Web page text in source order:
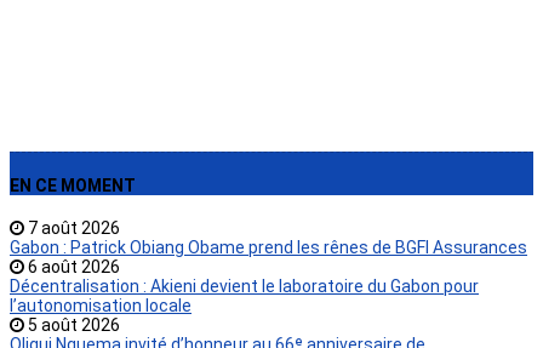
EN CE MOMENT
7 août 2026
Gabon : Patrick Obiang Obame prend les rênes de BGFI Assurances
6 août 2026
Décentralisation : Akieni devient le laboratoire du Gabon pour
l’autonomisation locale
5 août 2026
Oligui Nguema invité d’honneur au 66ᵉ anniversaire de